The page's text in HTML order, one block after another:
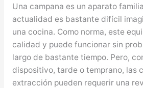
Una campana es un aparato
actualidad es bastante difícil
una cocina. Como norma, este
calidad y puede funcionar sin
largo de bastante tiempo. Pero,
dispositivo, tarde o temprano, las
extracción pueden requerir una